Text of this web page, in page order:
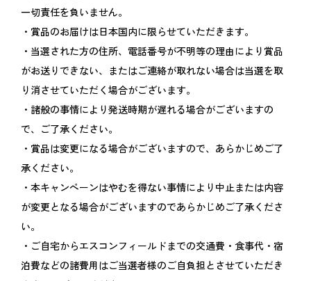
一切責任を負いません。
・賞品のお届けは日本国内に限らせていただきます。
・当選された方の住所、電話番号が不明等の理由により賞品
がお送りできない、またはご連絡が取れない場合は当選を取
り消させていただく場合がございます。
・諸般の事情により発送時期が遅れる場合がございますの
で、ご了承ください。
・賞品は変更になる場合がございますので、あらかじめご了
承ください。
・本キャンペーンはやむを得ない事情により中止または内容
が変更となる場合がございますのであらかじめご了承くださ
い。
・ご自宅からエスコンフィールドまでの交通費・食事代・宿
泊費などの諸費用はご当選者様のご自負担とさせていただき